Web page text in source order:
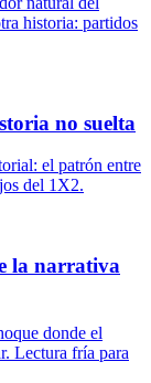
historia: partidos
no suelta
el patrón entre
del 1X2.
la narrativa
donde el
Lectura fría para